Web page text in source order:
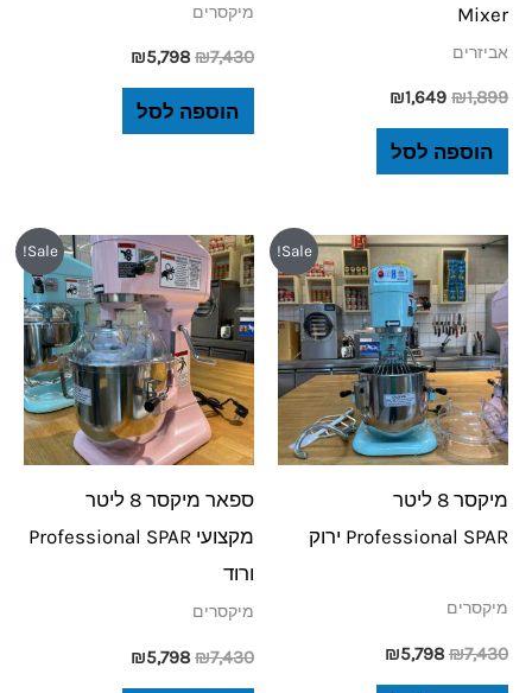
Mixer
אביזרים
₪1,899
₪1,649
הוספה לסל
מיקסרים
₪7,430
₪5,798
הוספה לסל
Sale!
מיקסר 8 ליטר
Professional SPAR ירוק
מיקסרים
₪7,430
המחיר
המקורי
היה:
₪7,430.
₪5,798
המחיר
הנוכחי
הוא:
₪5,798.
Sale!
ספאר מיקסר 8 ליטר
מקצועי Professional SPAR
ורוד
מיקסרים
₪7,430
המחיר
המקורי
היה:
₪7,430.
₪5,798
המחיר
הנוכחי
הוא:
₪5,798.